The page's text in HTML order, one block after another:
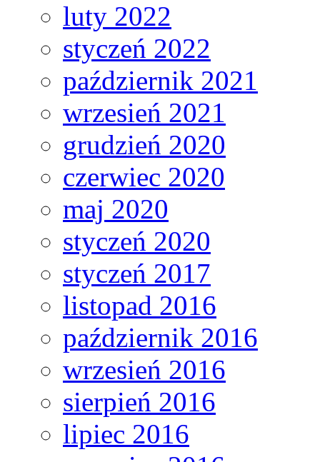
luty 2022
styczeń 2022
październik 2021
wrzesień 2021
grudzień 2020
czerwiec 2020
maj 2020
styczeń 2020
styczeń 2017
listopad 2016
październik 2016
wrzesień 2016
sierpień 2016
lipiec 2016